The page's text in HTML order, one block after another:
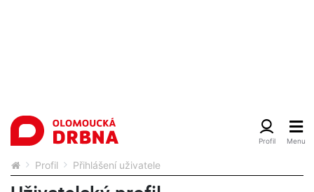
Profil Přihlášení uživatele